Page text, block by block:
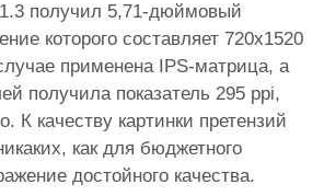
получил 5,71-дюймовый
которого составляет 720х1520
применена IPS-матрица, а
получила показатель 295 ppi,
К качеству картинки претензий
как для бюджетного
достойного качества.